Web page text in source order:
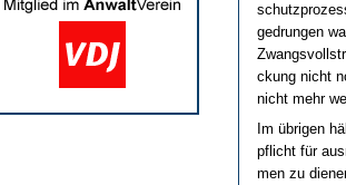
ge­drun­gen
ckung nicht
nicht mehr
Im übri­gen
pflicht für
men zu